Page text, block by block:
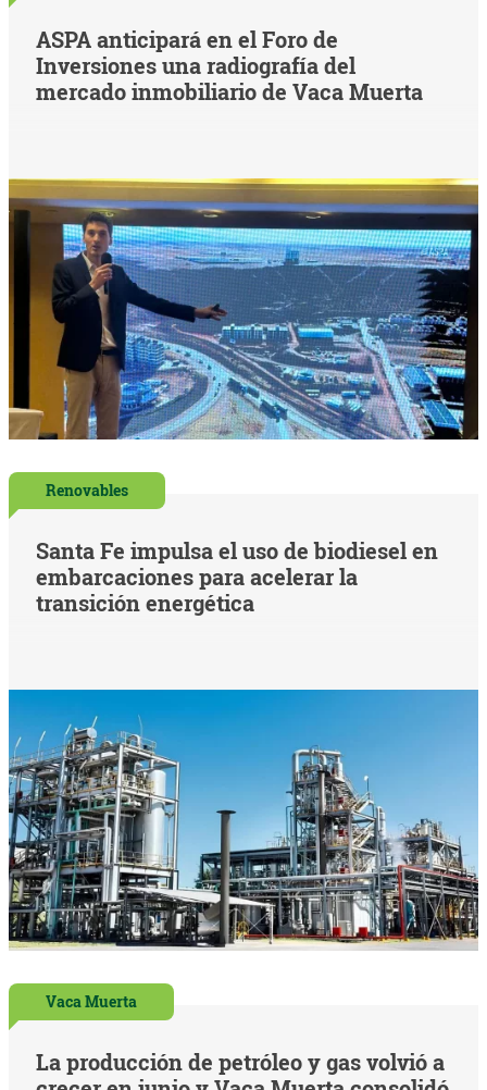
ASPA anticipará en el Foro de
Inversiones una radiografía del
mercado inmobiliario de Vaca Muerta
Renovables
Santa Fe impulsa el uso de biodiesel en
embarcaciones para acelerar la
transición energética
Vaca Muerta
La producción de petróleo y gas volvió a